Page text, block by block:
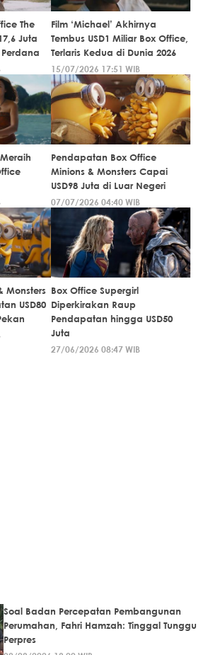
The
Juta
Film ‘Michael’ Akhirnya
Tembus USD1 Miliar Box Office,
Terlaris Kedua di Dunia 2026
15/07/2026 17:51 WIB
Pendapatan Box Office
Minions & Monsters Capai
USD98 Juta di Luar Negeri
07/07/2026 04:40 WIB
Monsters
USD80
Box Office Supergirl
Diperkirakan Raup
Pendapatan hingga USD50
Juta
27/06/2026 08:47 WIB
Soal Badan Percepatan Pembangunan
Perumahan, Fahri Hamzah: Tinggal Tunggu
Perpres